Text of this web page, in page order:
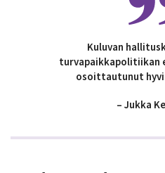
Kuluvan
turvapaikkapolitiikan
osoittautunut
– Jukka